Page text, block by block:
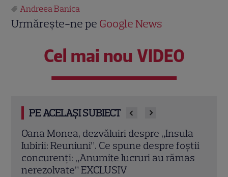
Andreea Banica
Urmărește-ne pe Google News
Cel mai nou VIDEO
PE ACELAȘI SUBIECT
Chef Orlando Zaharia și soția lui,
Mădălina, au împlinit 22 de ani de
căsnicie. Cum arătau în ziua nunții și
povestea lor de iubire